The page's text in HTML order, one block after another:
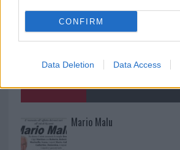
CONFIRM
Data Deletion Data Access
NECROLOGIE
Mario Malu